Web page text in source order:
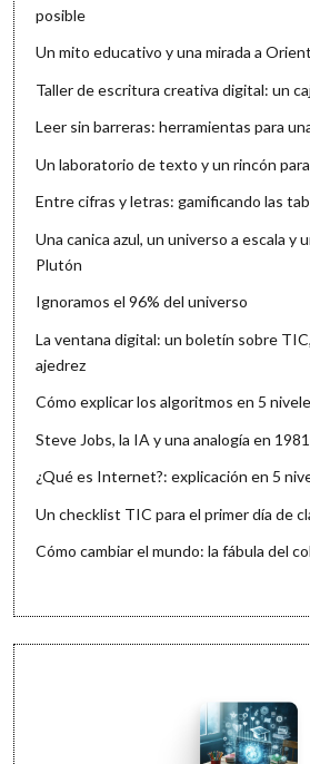
posible
Un mito educativo y una mirada a
Taller de escritura creativa digital: un
Leer sin barreras: herramientas para
Un laboratorio de texto y un rincón
Entre cifras y letras: gamificando las
Una canica azul, un universo a escala y
Plutón
Ignoramos el 96% del universo
La ventana digital: un boletín sobre
ajedrez
Cómo explicar los algoritmos en 5
Steve Jobs, la IA y una analogía en 1981
¿Qué es Internet?: explicación en 5
Un checklist TIC para el primer día de
Cómo cambiar el mundo: la fábula del